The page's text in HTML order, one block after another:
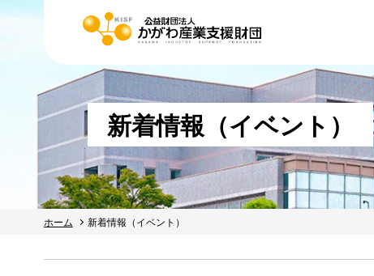
新着情報（イベント）
ホーム 新着情報（イベント）